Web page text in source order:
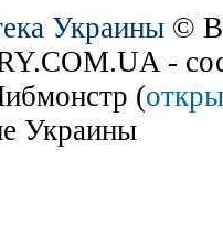
Украины ©
-
(
Украины